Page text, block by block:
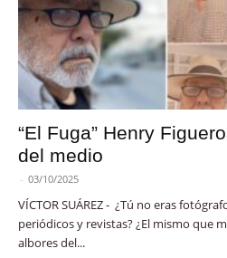
“El Fuga” Henry
del medio
- 03/10/2025
VÍCTOR SUÁREZ - ¿Tú no eras
periódicos y revistas? ¿El mismo que
albores del...